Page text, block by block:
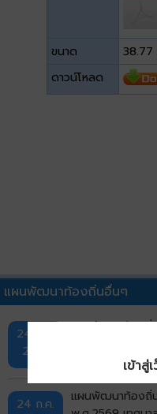
ขนาด
38.77
ดาวน์โหลด
แผนพัฒนาท้องถิ่นอื่นๆ
24 ก.ค.
2569
แผนพัฒนาท้องถิ่
24 ก.ค.
แผนพัฒนาท้องถิ่